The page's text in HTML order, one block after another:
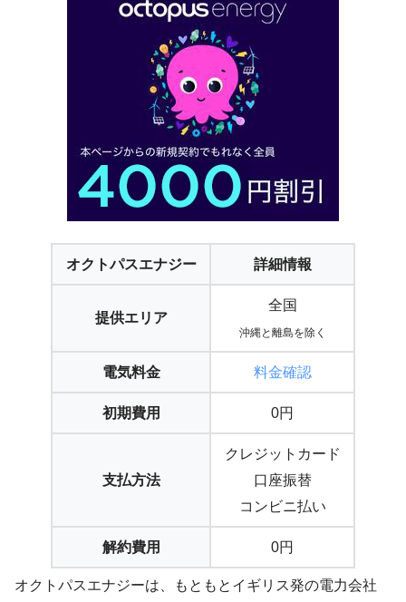
オクトパスエナジー 詳細情報
提供エリア
全国
沖縄と離島を除く
電気料金 料金確認
初期費用 0円
支払方法
クレジットカード
口座振替
コンビニ払い
解約費用 0円
オクトパスエナジーは、もともとイギリス発の電力会社